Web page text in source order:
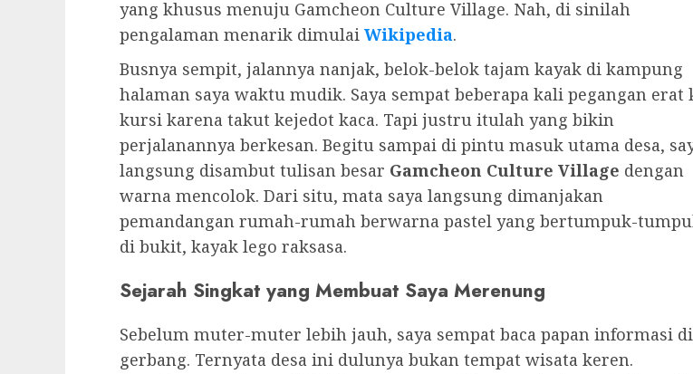
Busan sendiri kota yang rame banget, penuh kehidupan, dan punya
nuansa yang berbeda dengan Seoul. Kalau Seoul terasa modern dan
sibuk, Busan lebih santai, pantainya indah, dan makanannya—wah
jangan ditanya,
tteokbokki di sana pedesnya nampol. Dari stasiun Busan,
saya naik subway ke stasiun Toseong, terus lanjut naik shuttle bus kecil
yang khusus menuju Gamcheon Culture Village. Nah, di sinilah
pengalaman menarik dimulaiWikipedia.